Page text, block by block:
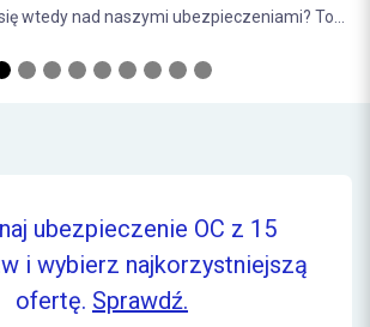
wtedy nad naszymi ubezpieczeniami? To...
ubezpieczenie OC z 15
i wybierz najkorzystniejszą
ofertę. Sprawdź.